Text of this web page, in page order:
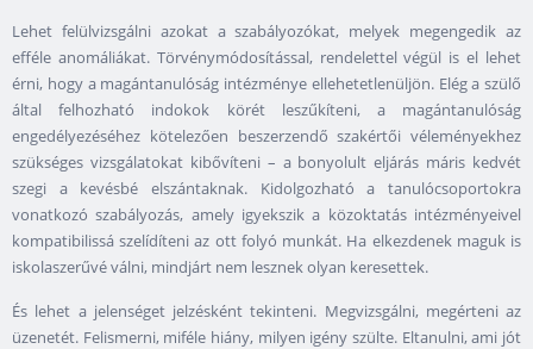
Lehet felülvizsgálni azokat a szabályozókat, melyek megengedik az
efféle anomáliákat. Törvénymódosítással, rendelettel végül is el lehet
érni, hogy a magántanulóság intézménye ellehetetlenüljön. Elég a szülő
által felhozható indokok körét leszűkíteni, a magántanulóság
engedélyezéséhez kötelezően beszerzendő szakértői véleményekhez
szükséges vizsgálatokat kibővíteni – a bonyolult eljárás máris kedvét
szegi a kevésbé elszántaknak. Kidolgozható a tanulócsoportokra
vonatkozó szabályozás, amely igyekszik a közoktatás intézményeivel
kompatibilissá szelídíteni az ott folyó munkát. Ha elkezdenek maguk is
iskolaszerűvé válni, mindjárt nem lesznek olyan keresettek.
És lehet a jelenséget jelzésként tekinteni. Megvizsgálni, megérteni az
üzenetét. Felismerni, miféle hiány, milyen igény szülte. Eltanulni, ami jót